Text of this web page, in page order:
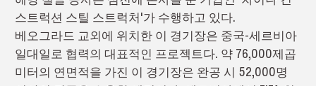
스트럭션 스틸 스트럭처'가 수행하고 있다.
베오그라드 교외에 위치한 이 경기장은 중국-세르비아
일대일로 협력의 대표적인 프로젝트다. 약 76,000제곱
미터의 연면적을 가진 이 경기장은 완공 시 52,000명